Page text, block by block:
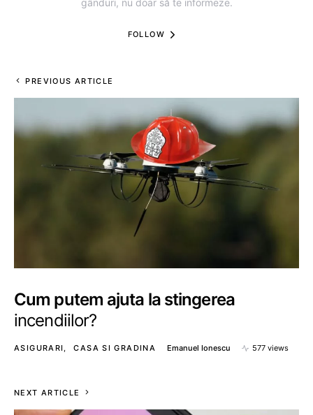
gânduri, nu doar să te informeze.
FOLLOW
PREVIOUS ARTICLE
Cum putem ajuta la stingerea
incendiilor?
ASIGURARI CASA SI GRADINA Emanuel Ionescu 577 views
NEXT ARTICLE